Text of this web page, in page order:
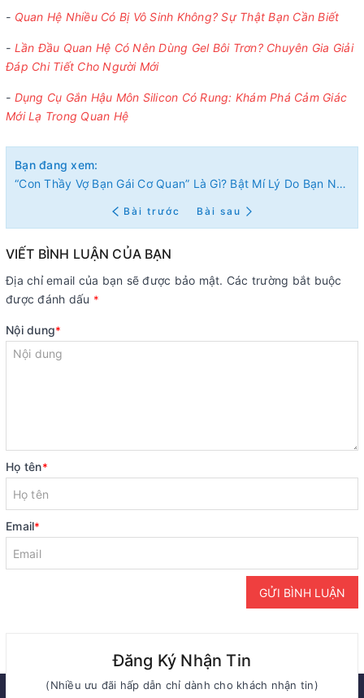
- Quan Hệ Nhiều Có Bị Vô Sinh Không? Sự Thật Bạn Cần Biết
- Lần Đầu Quan Hệ Có Nên Dùng Gel Bôi Trơn? Chuyên Gia Giải
Đáp Chi Tiết Cho Người Mới
- Dụng Cụ Gắn Hậu Môn Silicon Có Rung: Khám Phá Cảm Giác
Mới Lạ Trong Quan Hệ
Bạn đang xem:
“Con Thầy Vợ Bạn Gái Cơ Quan” Là Gì? Bật Mí Lý Do Bạn Nên Tránh Những Mối Quan Hệ Nhạy Cảm Này
Bài trước Bài sau
VIẾT BÌNH LUẬN CỦA BẠN
Địa chỉ email của bạn sẽ được bảo mật. Các trường bắt buộc
được đánh dấu *
Nội dung*
Họ tên*
Email*
GỬI BÌNH LUẬN
Đăng Ký Nhận Tin
(Nhiều ưu đãi hấp dẫn chỉ dành cho khách nhận tin)